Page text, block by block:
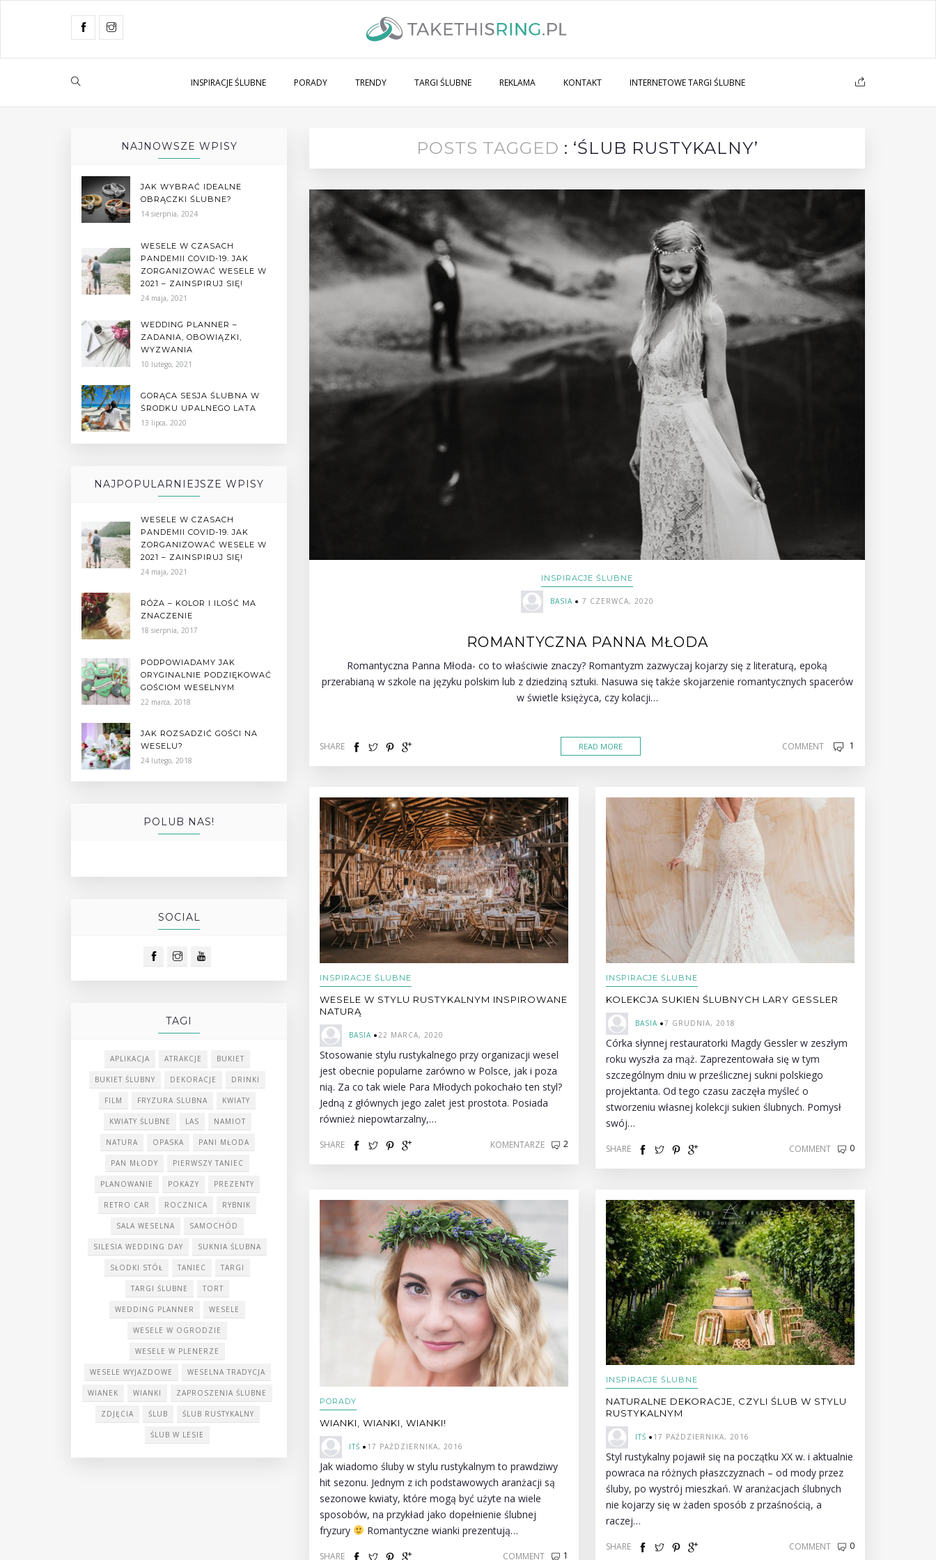
INSPIRACJE ŚLUBNE PORADY TRENDY TARGI ŚLUBNE REKLAMA KONTAKT INTERNETOWE TARGI ŚLUBNE
POSTS TAGGED : ‘ŚLUB RUSTYKALNY’
INSPIRACJE ŚLUBNE
BASIA 7 CZERWCA, 2020
ROMANTYCZNA PANNA MŁODA
Romantyczna Panna Młoda- co to właściwie znaczy? Romantyzm zazwyczaj kojarzy się z literaturą, epoką
przerabianą w szkole na języku polskim lub z dziedziną sztuki. Nasuwa się także skojarzenie romantycznych spacerów
w świetle księżyca, czy kolacji…
READ MORE
SHARE COMMENT 1
INSPIRACJE ŚLUBNE
WESELE W STYLU RUSTYKALNYM INSPIROWANE
NATURĄ
BASIA 22 MARCA, 2020
Stosowanie stylu rustykalnego przy organizacji wesel
jest obecnie popularne zarówno w Polsce, jak i poza
nią. Za co tak wiele Para Młodych pokochało ten styl?
Jedną z głównych jego zalet jest prostota. Posiada
również niepowtarzalny,…
SHARE KOMENTARZE 2
INSPIRACJE ŚLUBNE
KOLEKCJA SUKIEN ŚLUBNYCH LARY GESSLER
BASIA 7 GRUDNIA, 2018
Córka słynnej restauratorki Magdy Gessler w zeszłym
roku wyszła za mąż. Zaprezentowała się w tym
szczególnym dniu w prześlicznej sukni polskiego
projektanta. Od tego czasu zaczęła myśleć o
stworzeniu własnej kolekcji sukien ślubnych. Pomysł
swój…
SHARE COMMENT 0
PORADY
WIANKI, WIANKI, WIANKI!
ITŚ 17 PAŹDZIERNIKA, 2016
Jak wiadomo śluby w stylu rustykalnym to prawdziwy
hit sezonu. Jednym z ich podstawowych aranżacji są
sezonowe kwiaty, które mogą być użyte na wiele
sposobów, na przykład jako dopełnienie ślubnej
fryzury
Romantyczne wianki prezentują…
SHARE COMMENT 1
INSPIRACJE ŚLUBNE
NATURALNE DEKORACJE, CZYLI ŚLUB W STYLU
RUSTYKALNYM
ITŚ 17 PAŹDZIERNIKA, 2016
Styl rustykalny pojawił się na początku XX w. i aktualnie
powraca na różnych płaszczyznach – od mody przez
śluby, po wystrój mieszkań. W aranżacjach ślubnych
nie kojarzy się w żaden sposób z przaśnością, a
raczej…
SHARE COMMENT 0
NAJNOWSZE WPISY
JAK WYBRAĆ IDEALNE
OBRĄCZKI ŚLUBNE?
14 sierpnia, 2024
WESELE W CZASACH
PANDEMII COVID-19. JAK
ZORGANIZOWAĆ WESELE W
2021 – ZAINSPIRUJ SIĘ!
24 maja, 2021
WEDDING PLANNER –
ZADANIA, OBOWIĄZKI,
WYZWANIA
10 lutego, 2021
GORĄCA SESJA ŚLUBNA W
ŚRODKU UPALNEGO LATA
13 lipca, 2020
NAJPOPULARNIEJSZE WPISY
WESELE W CZASACH
PANDEMII COVID-19. JAK
ZORGANIZOWAĆ WESELE W
2021 – ZAINSPIRUJ SIĘ!
24 maja, 2021
RÓŻA – KOLOR I ILOŚĆ MA
ZNACZENIE
18 sierpnia, 2017
PODPOWIADAMY JAK
ORYGINALNIE PODZIĘKOWAĆ
GOŚCIOM WESELNYM
22 marca, 2018
JAK ROZSADZIĆ GOŚCI NA
WESELU?
24 lutego, 2018
POLUB NAS!
SOCIAL
TAGI
APLIKACJA ATRAKCJE BUKIET
BUKIET ŚLUBNY DEKORACJE DRINKI
FILM FRYZURA SLUBNA KWIATY
KWIATY ŚLUBNE LAS NAMIOT
NATURA OPASKA PANI MŁODA
PAN MŁODY PIERWSZY TANIEC
PLANOWANIE POKAZY PREZENTY
RETRO CAR ROCZNICA RYBNIK
SALA WESELNA SAMOCHÓD
SILESIA WEDDING DAY SUKNIA ŚLUBNA
SŁODKI STÓŁ TANIEC TARGI
TARGI ŚLUBNE TORT
WEDDING PLANNER WESELE
WESELE W OGRODZIE
WESELE W PLENERZE
WESELE WYJAZDOWE WESELNA TRADYCJA
WIANEK WIANKI ZAPROSZENIA ŚLUBNE
ZDJĘCIA ŚLUB ŚLUB RUSTYKALNY
ŚLUB W LESIE